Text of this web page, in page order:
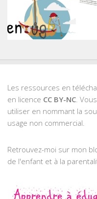
Les ressources en
en licence CC BY-NC.
utiliser en nommant la
usage non commercial.
Retrouvez-moi sur mon
de l'enfant et à la